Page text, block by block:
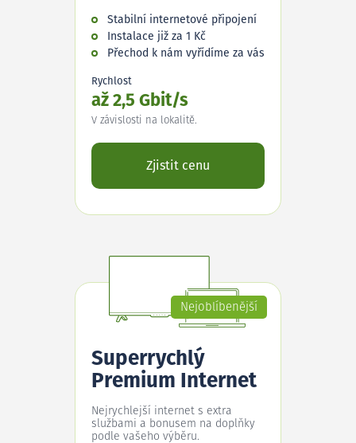
Stabilní internetové připojení
Instalace již za 1 Kč
Přechod k nám vyřídíme za vás
Rychlost
až 2,5 Gbit/s
V závislosti na lokalitě.
Zjistit cenu
Nejoblíbenější
Superrychlý
Premium Internet
Nejrychlejší internet s extra
službami a bonusem na doplňky
podle vašeho výběru.